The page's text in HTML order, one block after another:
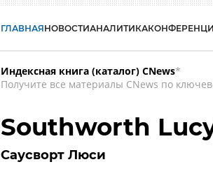
ГЛАВНАЯНОВОСТИАНАЛИТИКА
Индексная книга (каталог) CNews*
Получите все материалы CNews по
Southworth
Саусворт Люси